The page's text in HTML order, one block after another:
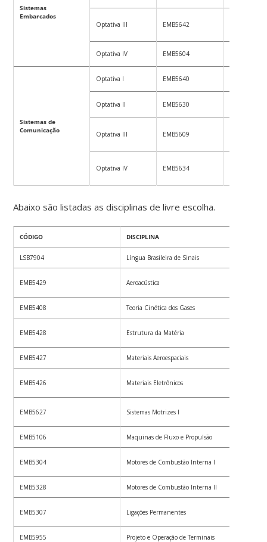
Sistemas
Embarcados
Optativa III EMB5642
Optativa IV EMB5604
Sistemas de
Comunicação
Optativa I EMB5640
Optativa II EMB5630
Optativa III EMB5609
Optativa IV EMB5634
Abaixo são listadas as disciplinas de livre escolha.
CÓDIGO DISCIPLINA
LSB7904 Língua Brasileira de Sinais
EMB5429 Aeroacústica
EMB5408 Teoria Cinética dos Gases
EMB5428 Estrutura da Matéria
EMB5427 Materiais Aeroespaciais
EMB5426 Materiais Eletrônicos
EMB5627 Sistemas Motrizes I
EMB5106 Maquinas de Fluxo e Propulsão
EMB5304 Motores de Combustão Interna I
EMB5328 Motores de Combustão Interna II
EMB5307 Ligações Permanentes
EMB5955 Projeto e Operação de Terminais